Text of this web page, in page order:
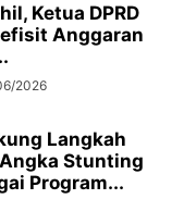
Ketua DPRD
Anggaran
2026
Langkah
Stunting
Program...